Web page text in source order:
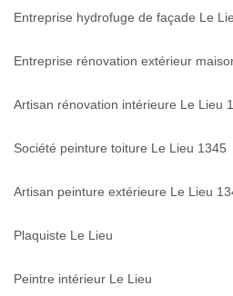
Entreprise hydrofuge de façade Le
Entreprise rénovation extérieur
Artisan rénovation intérieure Le Lieu
Société peinture toiture Le Lieu 1345
Artisan peinture extérieure Le Lieu
Plaquiste Le Lieu
Peintre intérieur Le Lieu